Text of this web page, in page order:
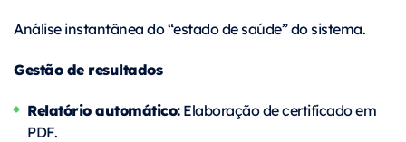
Análise instantânea do “estado de saúde” do sistema.
Gestão de resultados
Relatório automático:Elaboração de certificado em
PDF.